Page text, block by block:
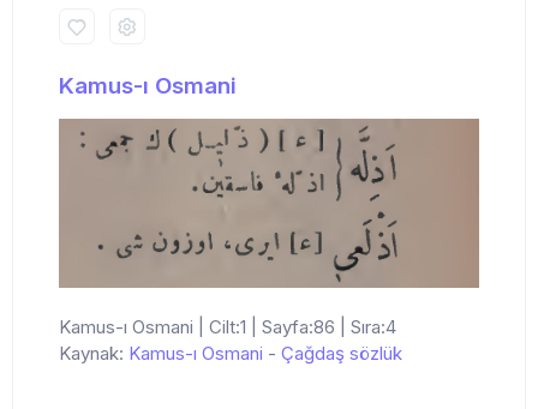
Kamus-ı Osmani
Kamus-ı Osmani | Cilt:1 | Sayfa:86 | Sıra:4
Kaynak: Kamus-ı Osmani - Çağdaş sözlük